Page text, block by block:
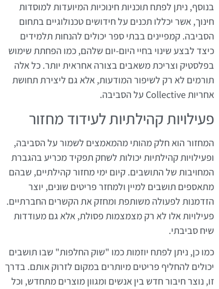
בנוסף, ניתן לפתח תוכניות חינוכיות המיועדות למוסדות
חינוך, אשר יכללו תכנים על חידושים טכנולוגיים בתחום
הסביבה. קמפיינים בבתי ספר יכולים להנחות תלמידים
כיצד לבצע שינוי בחיי היום-יום שלהם, כמו הפחתת שימוש
בפלסטיק וצריכת משאבים בצורה אחראית יותר. כל אלה
תורמים לא רק לשיפור המודעות, אלא גם ליצירת תחושת
אחריות Collective על הסביבה.
פעילויות קהילתיות לעידוד מחזור
המחזור הוא חלק מהותי מהמאמצים לשמור על הסביבה,
ופעילויות קהילתיות יכולות לשחק תפקיד מכריע בהגברת
המחויבות של התושבים. קיום ימי מחזור קהילתיים, שבהם
מתאספים תושבים למיין ולמחזר פריטים שונים, יוצר
הזדמנות לפעולה משותפת ומחזק את הקשרים החברתיים.
פעילויות אלו לא רק מצמצמות פסולת, אלא גם מעודדות
שיח סביבתי.
כמו כן, ניתן לפתח יוזמות כמו "שוק החלפות" שבו תושבים
יכולים להחליף פריטים מיותרים במקום לזרוק אותם. בדרך
זו, נוצר חיבור חדש בין אנשים ומגוון מוצרים מתחדש, וכל